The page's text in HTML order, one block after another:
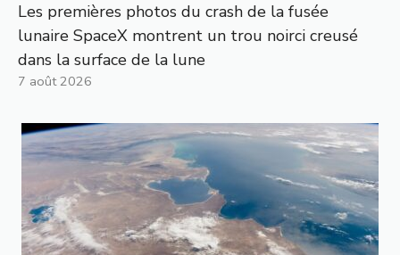
Les premières photos du crash de la fusée
lunaire SpaceX montrent un trou noirci creusé
dans la surface de la lune
7 août 2026